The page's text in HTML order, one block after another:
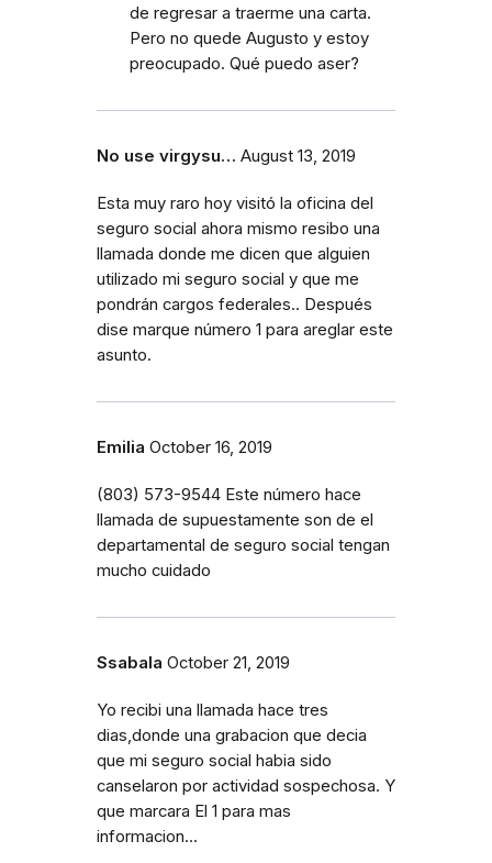
de regresar a traerme una carta.
Pero no quede Augusto y estoy
preocupado. Qué puedo aser?
No use virgysu… August 13, 2019
Esta muy raro hoy visitó la oficina del
seguro social ahora mismo resibo una
llamada donde me dicen que alguien
utilizado mi seguro social y que me
pondrán cargos federales.. Después
dise marque número 1 para areglar este
asunto.
Emilia October 16, 2019
‭(803) 573-9544‬ Este número hace
llamada de supuestamente son de el
departamental de seguro social tengan
mucho cuidado
Ssabala October 21, 2019
Yo recibi una llamada hace tres
dias,donde una grabacion que decia
que mi seguro social habia sido
canselaron por actividad sospechosa. Y
que marcara El 1 para mas
informacion...